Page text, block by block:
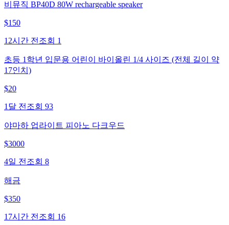
비뮤직 BP40D 80W rechargeable speaker
$150
12시간 전 조회 1
초등 1학년 입문용 어린이 바이올린 1/4 사이즈 (전체 길이 약
17인치)
$20
1달 전 조회 93
야마하 업라이트 피아노 다크우드
$3000
4일 전 조회 8
해금
$350
17시간 전 조회 16